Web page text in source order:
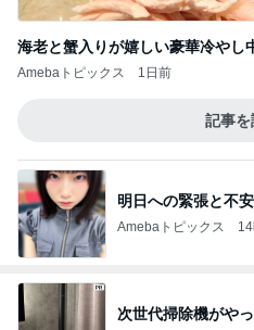
海老と蟹入りが嬉しい豪華冷やし
Amebaトピックス 1日前
記事を
明日への緊張と不
Amebaトピックス
次世代掃除機がや